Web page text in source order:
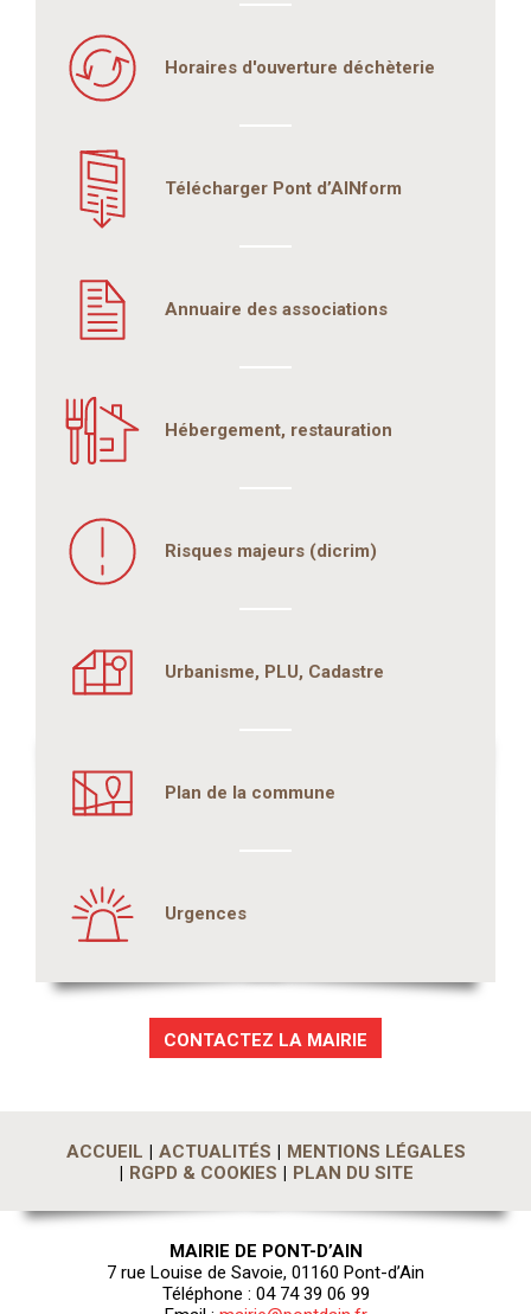
Horaires d'ouverture déchèterie
Télécharger Pont d’AINform
Annuaire des associations
Hébergement, restauration
Risques majeurs (dicrim)
Urbanisme, PLU, Cadastre
Plan de la commune
Urgences
CONTACTEZ LA MAIRIE
ACCUEIL ACTUALITÉS
MENTIONS LÉGALES
RGPD & COOKIES
PLAN DU SITE
MAIRIE DE PONT-D’AIN
7 rue Louise de Savoie, 01160 Pont-d’Ain
Téléphone : 04 74 39 06 99